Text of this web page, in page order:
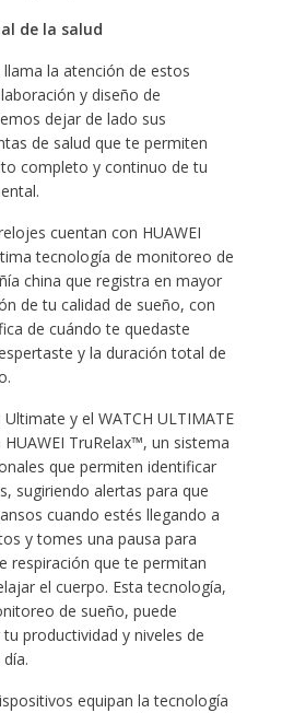
de la salud
la atención de estos
y diseño de
dejar de lado sus
de salud que te permiten
completo y continuo de tu
cuentan con HUAWEI
tecnología de monitoreo de
china que registra en mayor
de tu calidad de sueño, con
de cuándo te quedaste
y la duración total de
y el WATCH ULTIMATE
TruRelax™, un sistema
que permiten identificar
sugiriendo alertas para que
cuando estés llegando a
y tomes una pausa para
respiración que te permitan
el cuerpo. Esta tecnología,
de sueño, puede
productividad y niveles de
equipan la tecnología